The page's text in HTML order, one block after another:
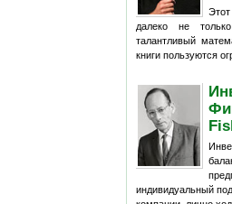
далеко не
талантливый
книги пользуются
индивидуальный